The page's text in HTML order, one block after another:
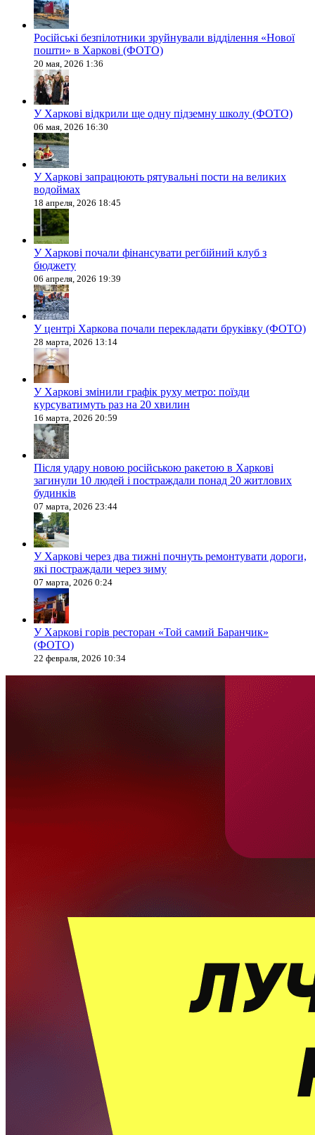
Російські безпілотники зруйнували відділення «Нової
пошти» в Харкові (ФОТО)
20 мая, 2026 1:36
У Харкові відкрили ще одну підземну школу (ФОТО)
06 мая, 2026 16:30
У Харкові запрацюють рятувальні пости на великих
водоймах
18 апреля, 2026 18:45
У Харкові почали фінансувати регбійний клуб з
бюджету
06 апреля, 2026 19:39
У центрі Харкова почали перекладати бруківку (ФОТО)
28 марта, 2026 13:14
У Харкові змінили графік руху метро: поїзди
курсуватимуть раз на 20 хвилин
16 марта, 2026 20:59
Після удару новою російською ракетою в Харкові
загинули 10 людей і постраждали понад 20 житлових
будинків
07 марта, 2026 23:44
У Харкові через два тижні почнуть ремонтувати дороги,
які постраждали через зиму
07 марта, 2026 0:24
У Харкові горів ресторан «Той самий Баранчик»
(ФОТО)
22 февраля, 2026 10:34